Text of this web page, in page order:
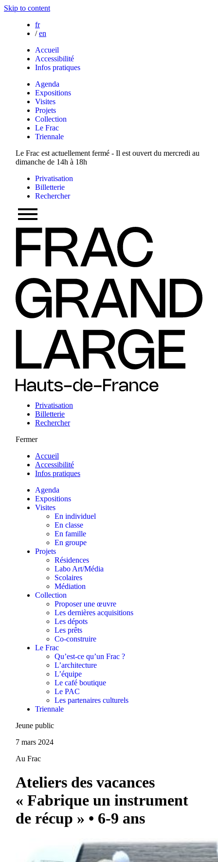
Skip to content
fr
/ en
Accueil
Accessibilité
Infos pratiques
Agenda
Expositions
Visites
Projets
Collection
Le Frac
Triennale
Le Frac est actuellement fermé - Il est ouvert du mercredi au
dimanche de 14h à 18h
Privatisation
Billetterie
Rechercher
Privatisation
Billetterie
Rechercher
Fermer
Accueil
Accessibilité
Infos pratiques
Agenda
Expositions
Visites
En individuel
En classe
En famille
En groupe
Projets
Résidences
Labo Art/Média
Scolaires
Médiation
Collection
Proposer une œuvre
Les dernières acquisitions
Les dépots
Les prêts
Co-construire
Le Frac
Qu’est-ce qu’un Frac ?
L’architecture
L’équipe
Le café boutique
Le PAC
Les partenaires culturels
Triennale
Jeune public
7 mars 2024
Au Frac
Ateliers des vacances
« Fabrique un instrument
de récup » • 6-9 ans